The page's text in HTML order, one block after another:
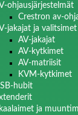
ohjausjärjestelmät
Crestron av-
jakajat ja valitsimet
AV-jakajat
AV-kytkimet
AV-matriisit
KVM-kytkimet
hubit
ja